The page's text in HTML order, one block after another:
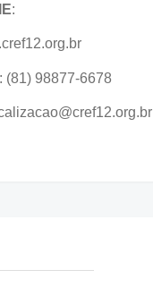
:
(81) 98877-6678